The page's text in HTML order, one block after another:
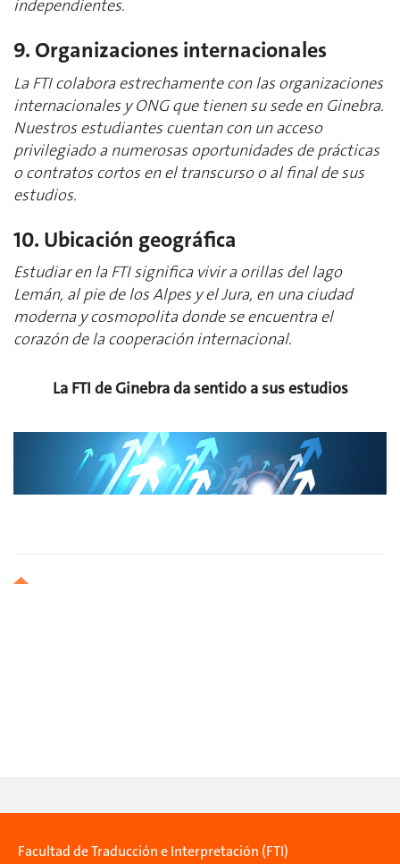
independientes.
9. Organizaciones internacionales
La FTI colabora estrechamente con las organizaciones
internacionales y ONG que tienen su sede en Ginebra.
Nuestros estudiantes cuentan con un acceso
privilegiado a numerosas oportunidades de prácticas
o contratos cortos en el transcurso o al final de sus
estudios.
10. Ubicación geográfica
Estudiar en la FTI significa vivir a orillas del lago
Lemán, al pie de los Alpes y el Jura, en una ciudad
moderna y cosmopolita donde se encuentra el
corazón de la cooperación internacional.
La FTI de Ginebra da sentido a sus estudios
Facultad de Traducción e Interpretación (FTI)